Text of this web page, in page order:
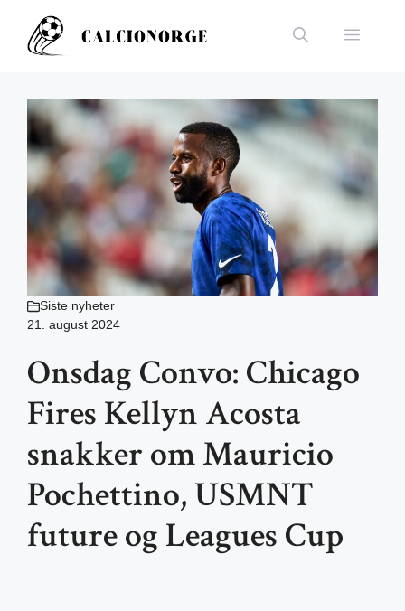
innhold
Meny
Siste nyheter
21. august 2024
Onsdag Convo: Chicago
Fires Kellyn Acosta
snakker om Mauricio
Pochettino, USMNT
future og Leagues Cup